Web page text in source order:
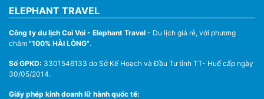
ELEPHANT TRAVEL
Công ty du lịch Coi Voi - Elephant Travel - Du lịch giá rẻ, với phương
châm "100% HÀI LÒNG".
Số GPKD: 3301546133 do Sở Kế Hoạch và Đầu Tư tỉnh TT- Huế cấp ngày
30/05/2014.
Giấy phép kinh doanh lữ hành quốc tế: